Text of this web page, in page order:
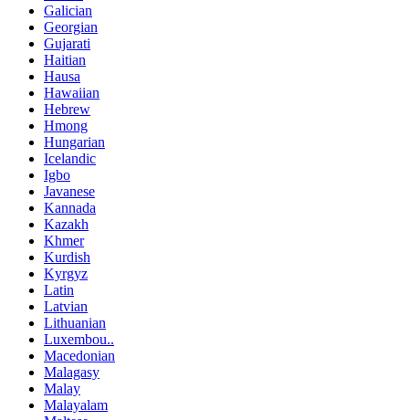
Galician
Georgian
Gujarati
Haitian
Hausa
Hawaiian
Hebrew
Hmong
Hungarian
Icelandic
Igbo
Javanese
Kannada
Kazakh
Khmer
Kurdish
Kyrgyz
Latin
Latvian
Lithuanian
Luxembou..
Macedonian
Malagasy
Malay
Malayalam